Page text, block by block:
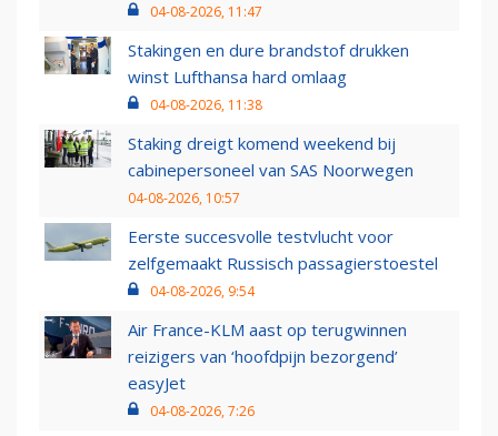
04-08-2026, 11:47
Stakingen en dure brandstof drukken
winst Lufthansa hard omlaag
04-08-2026, 11:38
Staking dreigt komend weekend bij
cabinepersoneel van SAS Noorwegen
04-08-2026, 10:57
Eerste succesvolle testvlucht voor
zelfgemaakt Russisch passagierstoestel
04-08-2026, 9:54
Air France-KLM aast op terugwinnen
reizigers van ‘hoofdpijn bezorgend’
easyJet
04-08-2026, 7:26